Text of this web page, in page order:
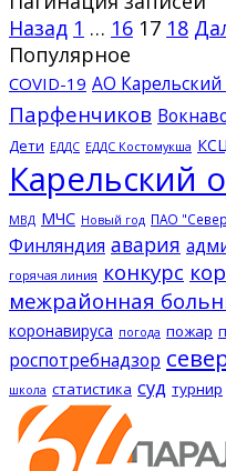
Назад 1 … 16 17 18
Популярное
COVID-19 АО
Парфенчиков
Дети ЕДДС ЕДДС Костомукша
Карельский
МВД МЧС Новый год ПАО
Финляндия авария
горячая линия конкурс
межрайонная
коронавируса погода пожар
роспотребнадзор
школа статистика суд турнир